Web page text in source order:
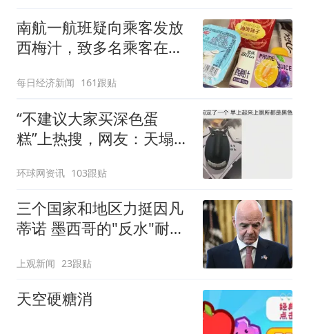
南航一航班疑向乘客发放
西梅汁，致多名乘客在飞
客：机上100多人只有2个
厕所；客服回应：并非每
架飞机都会发放西梅汁
每日经济新闻 161跟贴
“不建议大家买深色蛋
糕”上热搜，网友：天塌
环球网资讯 103跟贴
三个国家和地区力挺因凡
蒂诺 墨西哥的"反水"耐人
上观新闻 23跟贴
天空硬糖消